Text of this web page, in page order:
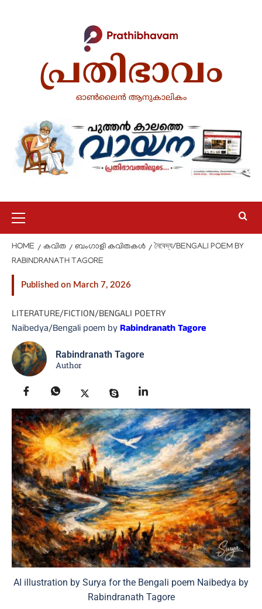
പ്രതിഭാവം
ഓൺലൈൻ ആനുകാലികം
HOME കവിത ബംഗാളി കവിതകൾ
নৈবেদ্য/BENGALI POEM BY
RABINDRANATH TAGORE
Published on March 7, 2026
LITERATURE/FICTION/BENGALI POETRY
Naibedya/Bengali poem by Rabindranath Tagore
Rabindranath Tagore
Author
AI illustration by Surya for the Bengali poem Naibedya by
Rabindranath Tagore